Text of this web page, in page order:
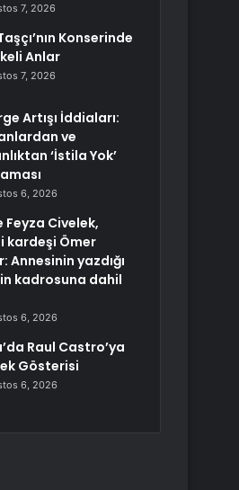
7, 2026
Konserinde
Anlar
7, 2026
Artışı İddiaları:
ve
‘İstila Yok’
6, 2026
Feyza Civelek,
kardeşi Ömer
Annesinin yazdığı
kadrosuna dahil
6, 2026
Raul Castro’ya
Gösterisi
6, 2026